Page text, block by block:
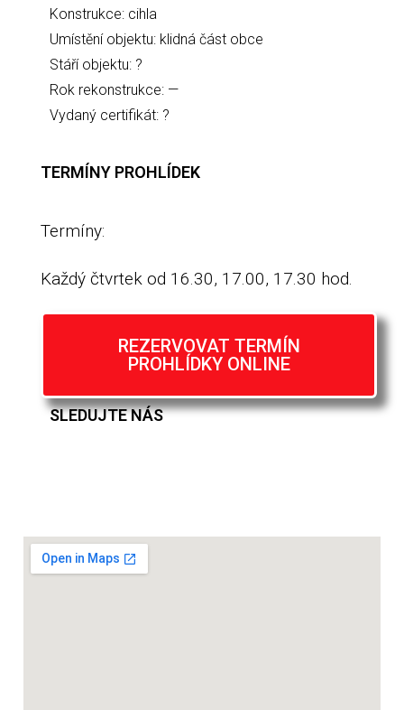
Konstrukce: cihla
Umístění objektu: klidná část obce
Stáří objektu: ?
Rok rekonstrukce: —
Vydaný certifikát: ?
TERMÍNY PROHLÍDEK
Termíny:
Každý čtvrtek od 16.30, 17.00, 17.30 hod.
REZERVOVAT TERMÍN
PROHLÍDKY ONLINE
SLEDUJTE NÁS